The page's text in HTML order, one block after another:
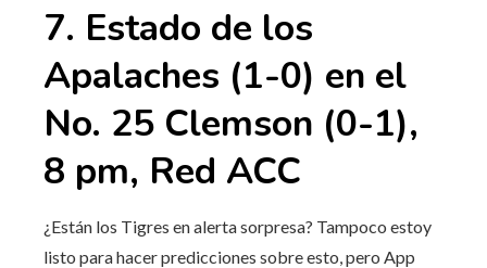
7. Estado de los
Apalaches (1-0) en el
No. 25 Clemson (0-1),
8 pm, Red ACC
¿Están los Tigres en alerta sorpresa? Tampoco estoy
listo para hacer predicciones sobre esto, pero App